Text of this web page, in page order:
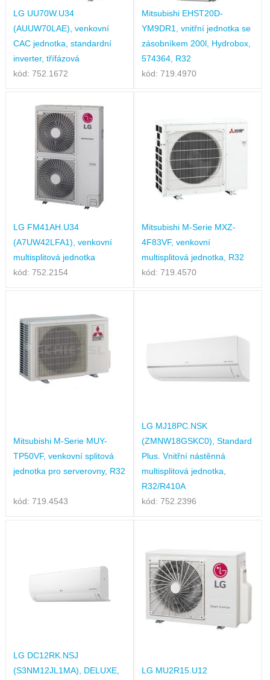
LG UU70W.U34
(AUUW70LAE), venkovní
CAC jednotka, standardní
inverter, třífázová
kód: 752.1672
Mitsubishi EHST20D-
YM9DR1, vnitřní jednotka se
zásobníkem 200l, Hydrobox,
574364, R32
kód: 719.4970
LG FM41AH.U34
(A7UW42LFA1), venkovní
multisplitová jednotka
kód: 752.2154
Mitsubishi M-Serie MXZ-
4F83VF, venkovní
multisplitová jednotka, R32
kód: 719.4570
Mitsubishi M-Serie MUY-
TP50VF, venkovní splitová
jednotka pro serverovny, R32
kód: 719.4543
LG MJ18PC.NSK
(ZMNW18GSKC0), Standard
Plus. Vnitřní nástěnná
multisplitová jednotka,
R32/R410A
kód: 752.2396
LG DC12RK.NSJ
(S3NM12JL1MA), DELUXE,
LG MU2R15.U12